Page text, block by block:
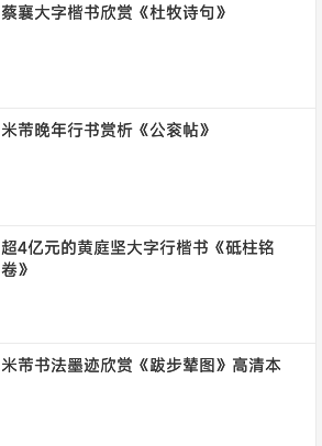
蔡襄大字楷书欣赏《杜牧诗句》
米芾晚年行书赏析《公衮帖》
超4亿元的黄庭坚大字行楷书《砥柱铭
卷》
米芾书法墨迹欣赏《跋步辇图》高清本